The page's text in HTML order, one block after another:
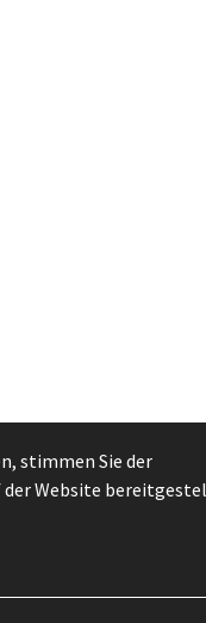
stimmen Sie der
Website